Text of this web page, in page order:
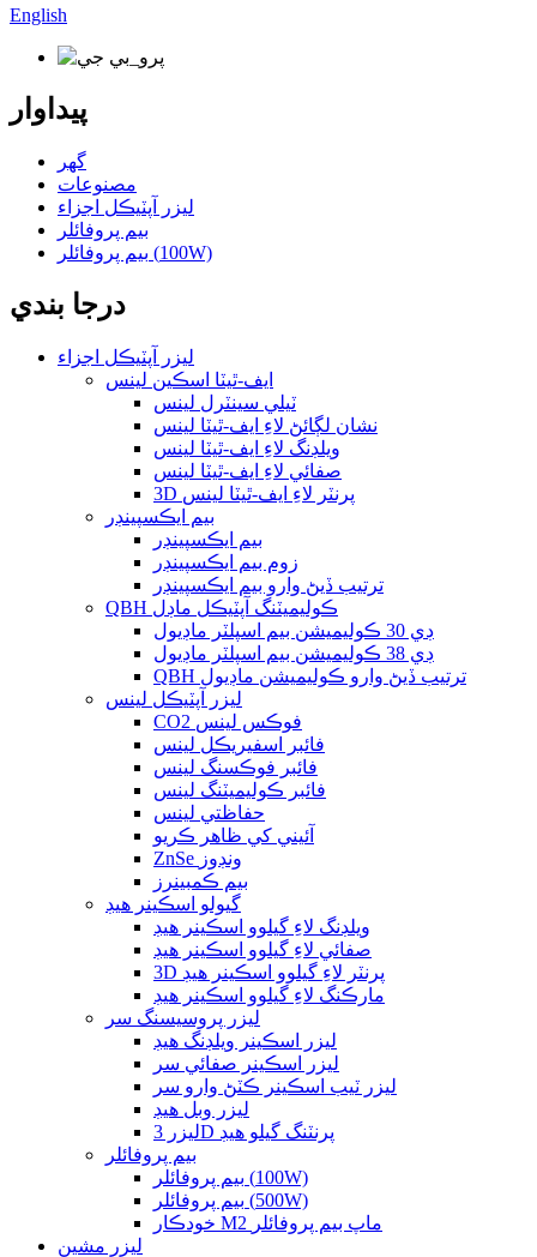
English
پيداوار
گھر
مصنوعات
ليزر آپٽيڪل اجزاء
بيم پروفائلر
بيم پروفائلر (100W)
درجا بندي
ليزر آپٽيڪل اجزاء
ايف-ٿيٽا اسڪين لينس
ٽيلي سينٽرل لينس
نشان لڳائڻ لاءِ ايف-ٿيٽا لينس
ويلڊنگ لاءِ ايف-ٿيٽا لينس
صفائي لاءِ ايف-ٿيٽا لينس
3D پرنٽر لاءِ ايف-ٿيٽا لينس
بيم ايڪسپينڊر
بيم ايڪسپينڊر
زوم بيم ايڪسپينڊر
ترتيب ڏيڻ وارو بيم ايڪسپينڊر
QBH ڪوليميٽنگ آپٽيڪل ماڊل
ڊي 30 ڪوليميشن بيم اسپلٽر ماڊيول
ڊي 38 ڪوليميشن بيم اسپلٽر ماڊيول
QBH ترتيب ڏيڻ وارو ڪوليميشن ماڊيول
ليزر آپٽيڪل لينس
CO2 فوڪس لينس
فائبر اسفيريڪل لينس
فائبر فوڪسنگ لينس
فائبر ڪوليميٽنگ لينس
حفاظتي لينس
آئيني کي ظاهر ڪريو
ZnSe ونڊوز
بيم ڪمبينرز
گيولو اسڪينر هيڊ
ويلڊنگ لاءِ گيلوو اسڪينر هيڊ
صفائي لاءِ گيلوو اسڪينر هيڊ
3D پرنٽر لاءِ گيلوو اسڪينر هيڊ
مارڪنگ لاءِ گيلوو اسڪينر هيڊ
ليزر پروسيسنگ سر
ليزر اسڪينر ويلڊنگ هيڊ
ليزر اسڪينر صفائي سر
ليزر ٽيب اسڪينر ڪٽڻ وارو سر
ليزر وبل هيڊ
ليزر 3D پرنٽنگ گيلو هيڊ
بيم پروفائلر
بيم پروفائلر (100W)
بيم پروفائلر (500W)
خودڪار M2 ماپ بيم پروفائلر
ليزر مشين